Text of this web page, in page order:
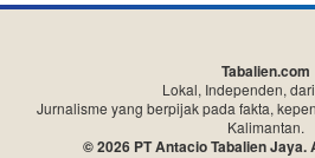
Tabalien.com
Lokal, Independen,
Jurnalisme yang berpijak pada fakta,
Kalimantan.
© 2026 PT Antacio Tabalien Jaya.